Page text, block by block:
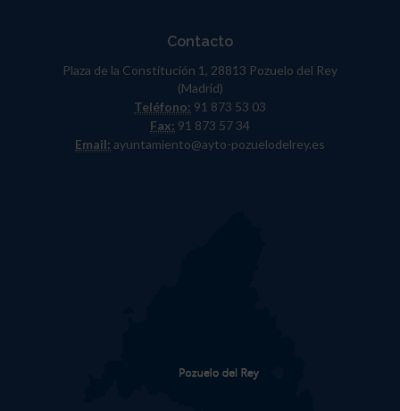
Contacto
Plaza de la Constitución 1, 28813 Pozuelo del Rey
(Madrid)
Teléfono: 91 873 53 03
Fax: 91 873 57 34
Email: ayuntamiento@ayto-pozuelodelrey.es